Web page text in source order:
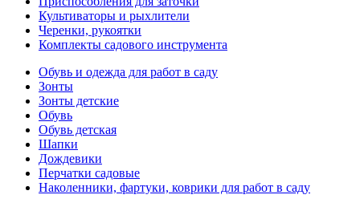
Культиваторы и рыхлители
Черенки, рукоятки
Комплекты садового инструмента
Обувь и одежда для работ в саду
Зонты
Зонты детские
Обувь
Обувь детская
Шапки
Дождевики
Перчатки садовые
Наколенники, фартуки, коврики для работ в саду